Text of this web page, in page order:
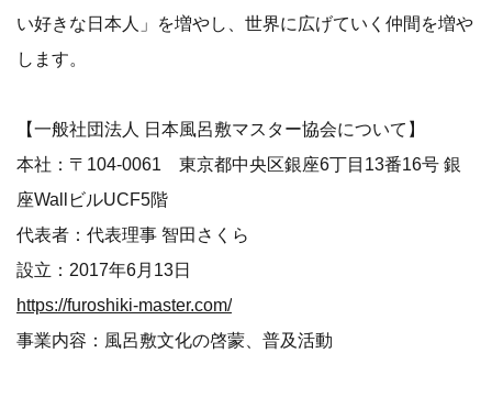
い好きな日本人」を増やし、世界に広げていく仲間を増や
します。
【一般社団法人 日本風呂敷マスター協会について】
本社：〒104-0061 東京都中央区銀座6丁目13番16号 銀
座WallビルUCF5階
代表者：代表理事 智田さくら
設立：2017年6月13日
https://furoshiki-master.com/
事業内容：風呂敷文化の啓蒙、普及活動